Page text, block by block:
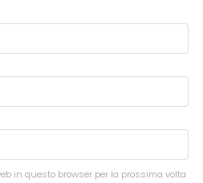
in questo browser per la prossima volta